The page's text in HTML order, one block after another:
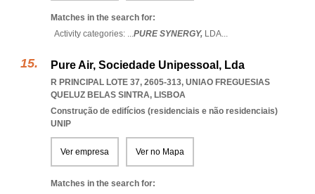
Matches in the search for:
Activity categories: ...PURE SYNERGY, LDA...
Pure Air, Sociedade Unipessoal, Lda
R PRINCIPAL LOTE 37, 2605-313, UNIAO FREGUESIAS
QUELUZ BELAS SINTRA, LISBOA
Construção de edifícios (residenciais e não residenciais)
UNIP
Ver empresa Ver no Mapa
Matches in the search for: